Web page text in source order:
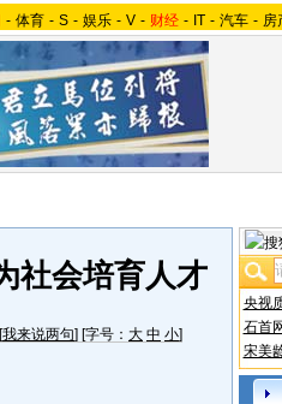
- 体育 - S - 娱乐 - V - 财经 - IT - 汽车 - 房
社会培育人才
[我来说两句] [字号： 大 中 小]
央视
石首
宋美